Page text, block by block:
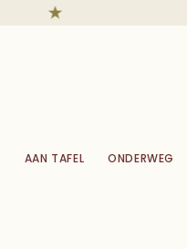
AAN TAFEL ONDERWEG